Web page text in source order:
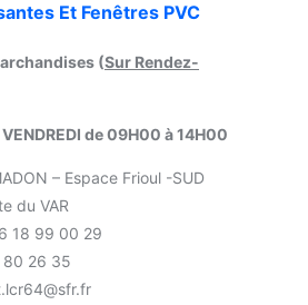
Et Fenêtres PVC
(Sur Rendez-
VENDREDI de 09H00 à 14H00
– Espace Frioul -SUD
du VAR
18 99 00 29
80 26 35